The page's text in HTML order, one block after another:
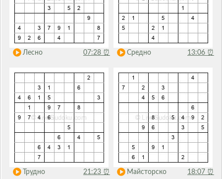
Лесно 07:28 ⏰ Средно 13:06 ⏰
Трудно 21:23 ⏰ Майсторско 18:07 ⏰